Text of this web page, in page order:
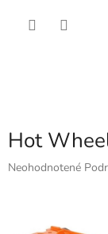
Hot
Priemerné
Neohodnotené